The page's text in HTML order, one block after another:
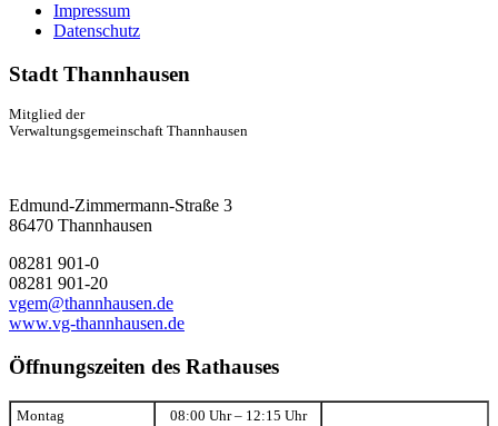
Impressum
Datenschutz
Stadt Thannhausen
Mitglied der
Verwaltungsgemeinschaft Thannhausen
Edmund-Zimmermann-Straße 3
86470 Thannhausen
08281 901-0
08281 901-20
vgem@thannhausen.de
www.vg-thannhausen.de
Öffnungszeiten des Rathauses
Montag 08:00 Uhr – 12:15 Uhr